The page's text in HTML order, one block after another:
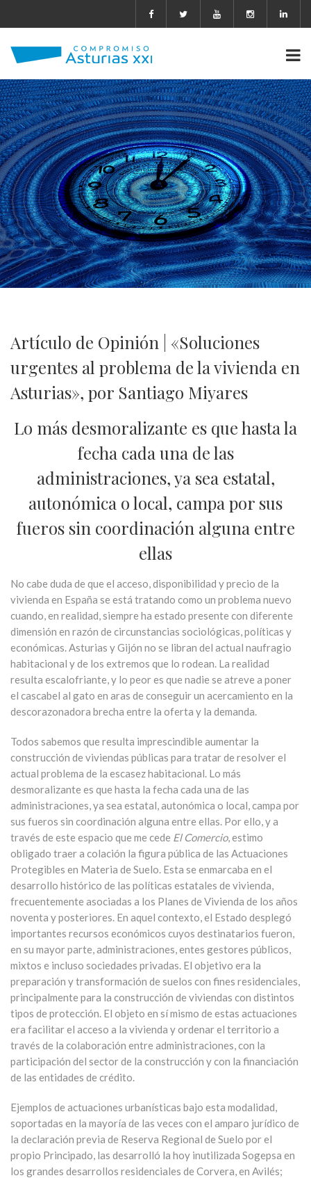
Artículo de Opinión | «Soluciones
urgentes al problema de la vivienda en
Asturias», por Santiago Miyares
Lo más desmoralizante es que hasta la
fecha cada una de las
administraciones, ya sea estatal,
autonómica o local, campa por sus
fueros sin coordinación alguna entre
ellas
No cabe duda de que el acceso, disponibilidad y precio de la
vivienda en España se está tratando como un problema nuevo
cuando, en realidad, siempre ha estado presente con diferente
dimensión en razón de circunstancias sociológicas, políticas y
económicas. Asturias y Gijón no se libran del actual naufragio
habitacional y de los extremos que lo rodean. La realidad
resulta escalofriante, y lo peor es que nadie se atreve a poner
el cascabel al gato en aras de conseguir un acercamiento en la
descorazonadora brecha entre la oferta y la demanda.
Todos sabemos que resulta imprescindible aumentar la
construcción de viviendas públicas para tratar de resolver el
actual problema de la escasez habitacional. Lo más
desmoralizante es que hasta la fecha cada una de las
administraciones, ya sea estatal, autonómica o local, campa por
sus fueros sin coordinación alguna entre ellas. Por ello, y a
través de este espacio que me cede El Comercio, estimo
obligado traer a colación la figura pública de las Actuaciones
Protegibles en Materia de Suelo. Esta se enmarcaba en el
desarrollo histórico de las políticas estatales de vivienda,
frecuentemente asociadas a los Planes de Vivienda de los años
noventa y posteriores. En aquel contexto, el Estado desplegó
importantes recursos económicos cuyos destinatarios fueron,
en su mayor parte, administraciones, entes gestores públicos,
mixtos e incluso sociedades privadas. El objetivo era la
preparación y transformación de suelos con fines residenciales,
principalmente para la construcción de viviendas con distintos
tipos de protección. El objeto en sí mismo de estas actuaciones
era facilitar el acceso a la vivienda y ordenar el territorio a
través de la colaboración entre administraciones, con la
participación del sector de la construcción y con la financiación
de las entidades de crédito.
Ejemplos de actuaciones urbanísticas bajo esta modalidad,
soportadas en la mayoría de las veces con el amparo jurídico de
la declaración previa de Reserva Regional de Suelo por el
propio Principado, las desarrolló la hoy inutilizada Sogepsa en
los grandes desarrollos residenciales de Corvera, en Avilés;